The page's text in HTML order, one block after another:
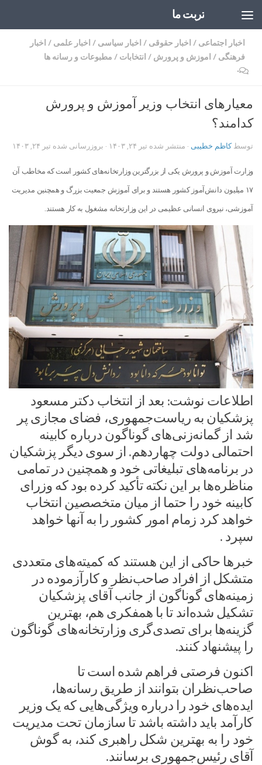
تربت ما
اخبار اجتماعی / اخبار حقوقی / اخبار سیاسی / اخبار علمی / اخبار
فرهنگی / اموزش و پرورش / انتخابات / مطبوعات و رسانه ها
۰
معیارهای انتخاب وزیر آموزش و پرورش
کدامند؟
توسطکاظم خطیبی · منتشر شده تیر ۲۴, ۱۴۰۳ · بروزرسانی شده تیر ۲۴, ۱۴۰۳
وزارت آموزش و پرورش یکی از بزرگترین وزارتخانه‌های کشور است که مخاطب آن
۱۷ میلیون دانش‌آموز کشور هستند و برای آموزش جمعیت بزرگ و همچنین مدیریت
آموزشی، نیروی انسانی عظیمی در این وزارتخانه مشغول به کار هستند.
اطلاعات نوشت: بعد از انتخاب دکتر مسعود
پزشکیان به ریاست‌جمهوری، فضای مجازی پر
شد از گمانه‌زنی‌های گوناگون درباره کابینه
احتمالی دولت چهاردهم. از سوی دیگر پزشکیان
در برنامه‌های تبلیغاتی خود و همچنین در تمامی
مناظره‌ها بر این نکته تأکید کرده بود که وزرای
کابینه خود را حتما از میان متخصصین انتخاب
خواهد کرد زمام امور کشور را به آنها خواهد
سپرد .
خبرها حاکی از این هستند که کمیته‌های متعددی
متشکل از افراد صاحب‌نظر و کارآزموده در
زمینه‌های گوناگون از جانب آقای پزشکیان
تشکیل شده‌اند تا با همفکری هم، بهترین
گزینه‌ها برای تصدی‌گری وزارتخانه‌های گوناگون
را پیشنهاد کنند.
اکنون فرصتی فراهم شده است تا
صاحب‌نظران بتوانند از طریق رسانه‌ها،
ایده‌های خود را درباره ویژگی‌هایی که یک وزیر
کارآمد باید داشته باشد تا سازمان تحت مدیریت
خود را به بهترین شکل راهبری کند، به گوش
آقای رئیس‌جمهوری برسانند.